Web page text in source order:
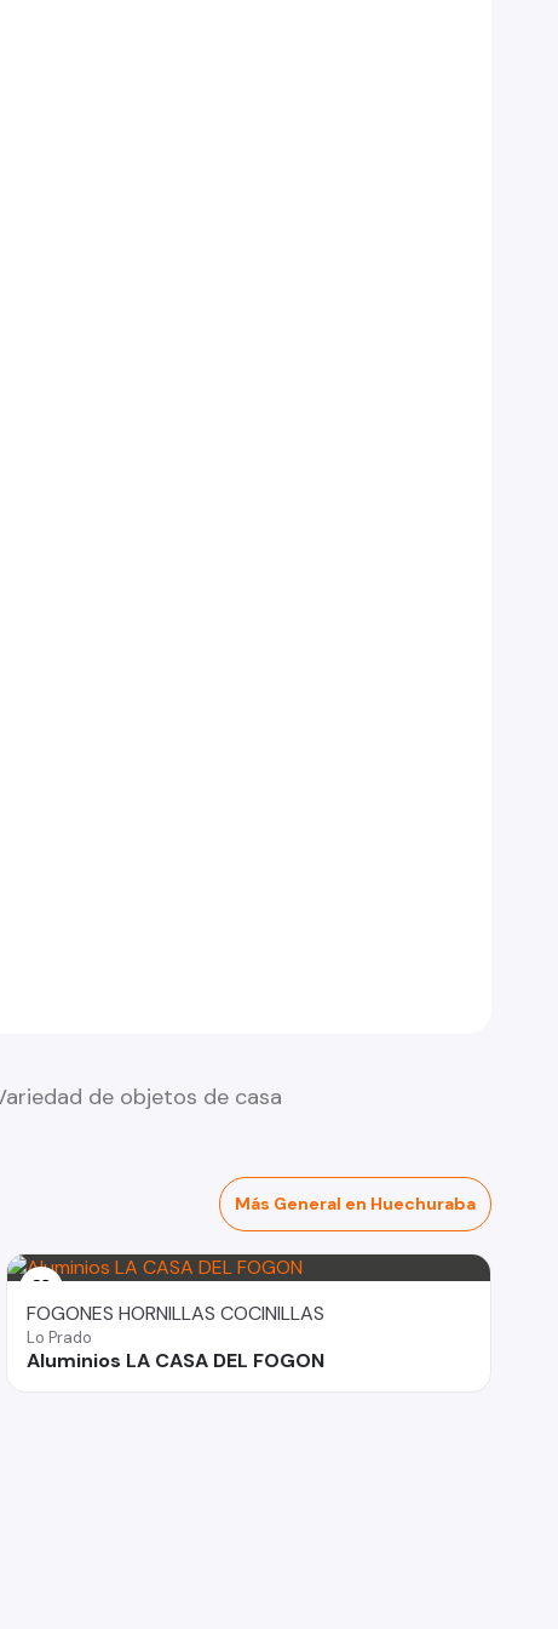
de objetos de casa
Más General en Huechuraba
FOGONES HORNILLAS COCINILLAS
Lo Prado
Aluminios LA CASA DEL FOGON